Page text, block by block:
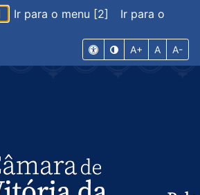
Ir para o menu [2]
Ir para o
A+ A A-